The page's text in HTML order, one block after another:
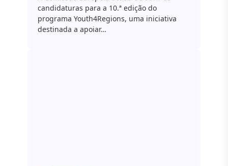
candidaturas para a 10.ª edição do
programa Youth4Regions, uma iniciativa
destinada a apoiar…